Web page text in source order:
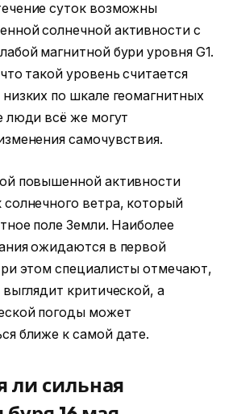
суток возможны
солнечной активности с
магнитной бури уровня G1.
такой уровень считается
по шкале геомагнитных
люди всё же могут
самочувствия.
повышенной активности
ветра, который
поле Земли. Наиболее
ожидаются в первой
этом специалисты отмечают,
критической, а
погоды может
ближе к самой дате.
ли сильная